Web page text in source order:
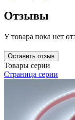
Отзывы
У товара пока нет
Оставить отзыв
Товары серии
Страница серии